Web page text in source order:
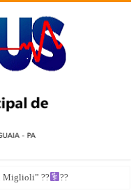
Miglioli” ??‍ ??